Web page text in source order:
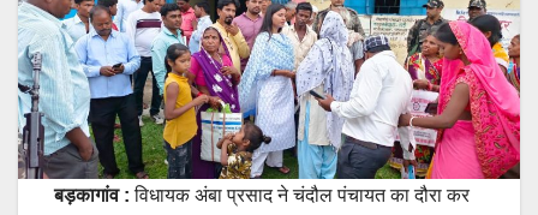
बड़कागांव : विधायक अंबा प्रसाद ने चंदौल पंचायत का दौरा कर